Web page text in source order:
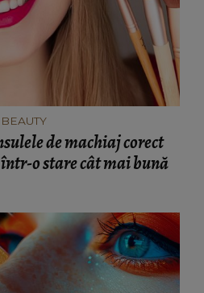
BEAUTY
de machiaj corect
o stare cât mai bună